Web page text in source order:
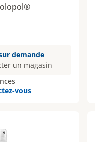
demande
un magasin
vous